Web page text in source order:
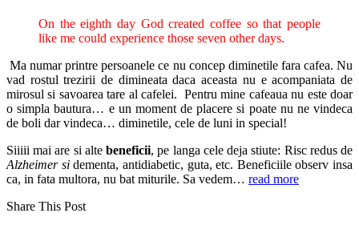
On the eighth day God created coffee so that people
like me could experience those seven other days.
Ma numar printre persoanele ce nu concep diminetile fara cafea. Nu
vad rostul trezirii de dimineata daca aceasta nu e acompaniata de
mirosul si savoarea tare al cafelei. Pentru mine cafeaua nu este doar
o simpla bautura… e un moment de placere si poate nu ne vindeca
de boli dar vindeca… diminetile, cele de luni in special!
Siiiii mai are si altebeneficii, pe langa cele deja stiute: Risc redus de
Alzheimer sidementa, antidiabetic, guta, etc. Beneficiile observ insa
ca, in fata multora, nu bat miturile. Sa vedem… read more
Share This Post